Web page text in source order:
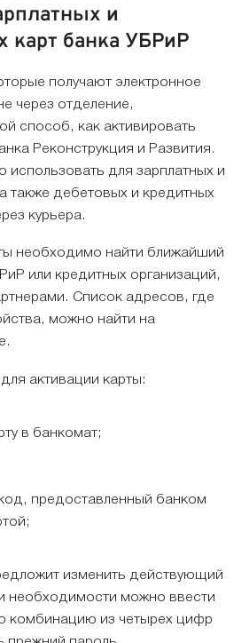
и
карт банка УБРиР
получают электронное
через отделение,
способ, как активировать
Реконструкция и Развития.
использовать для зарплатных и
а также дебетовых и кредитных
курьера.
необходимо найти ближайший
или кредитных организаций,
Список адресов, где
можно найти на
активации карты:
в банкомат;
предоставленный банком
изменить действующий
необходимости можно ввести
комбинацию из четырех цифр